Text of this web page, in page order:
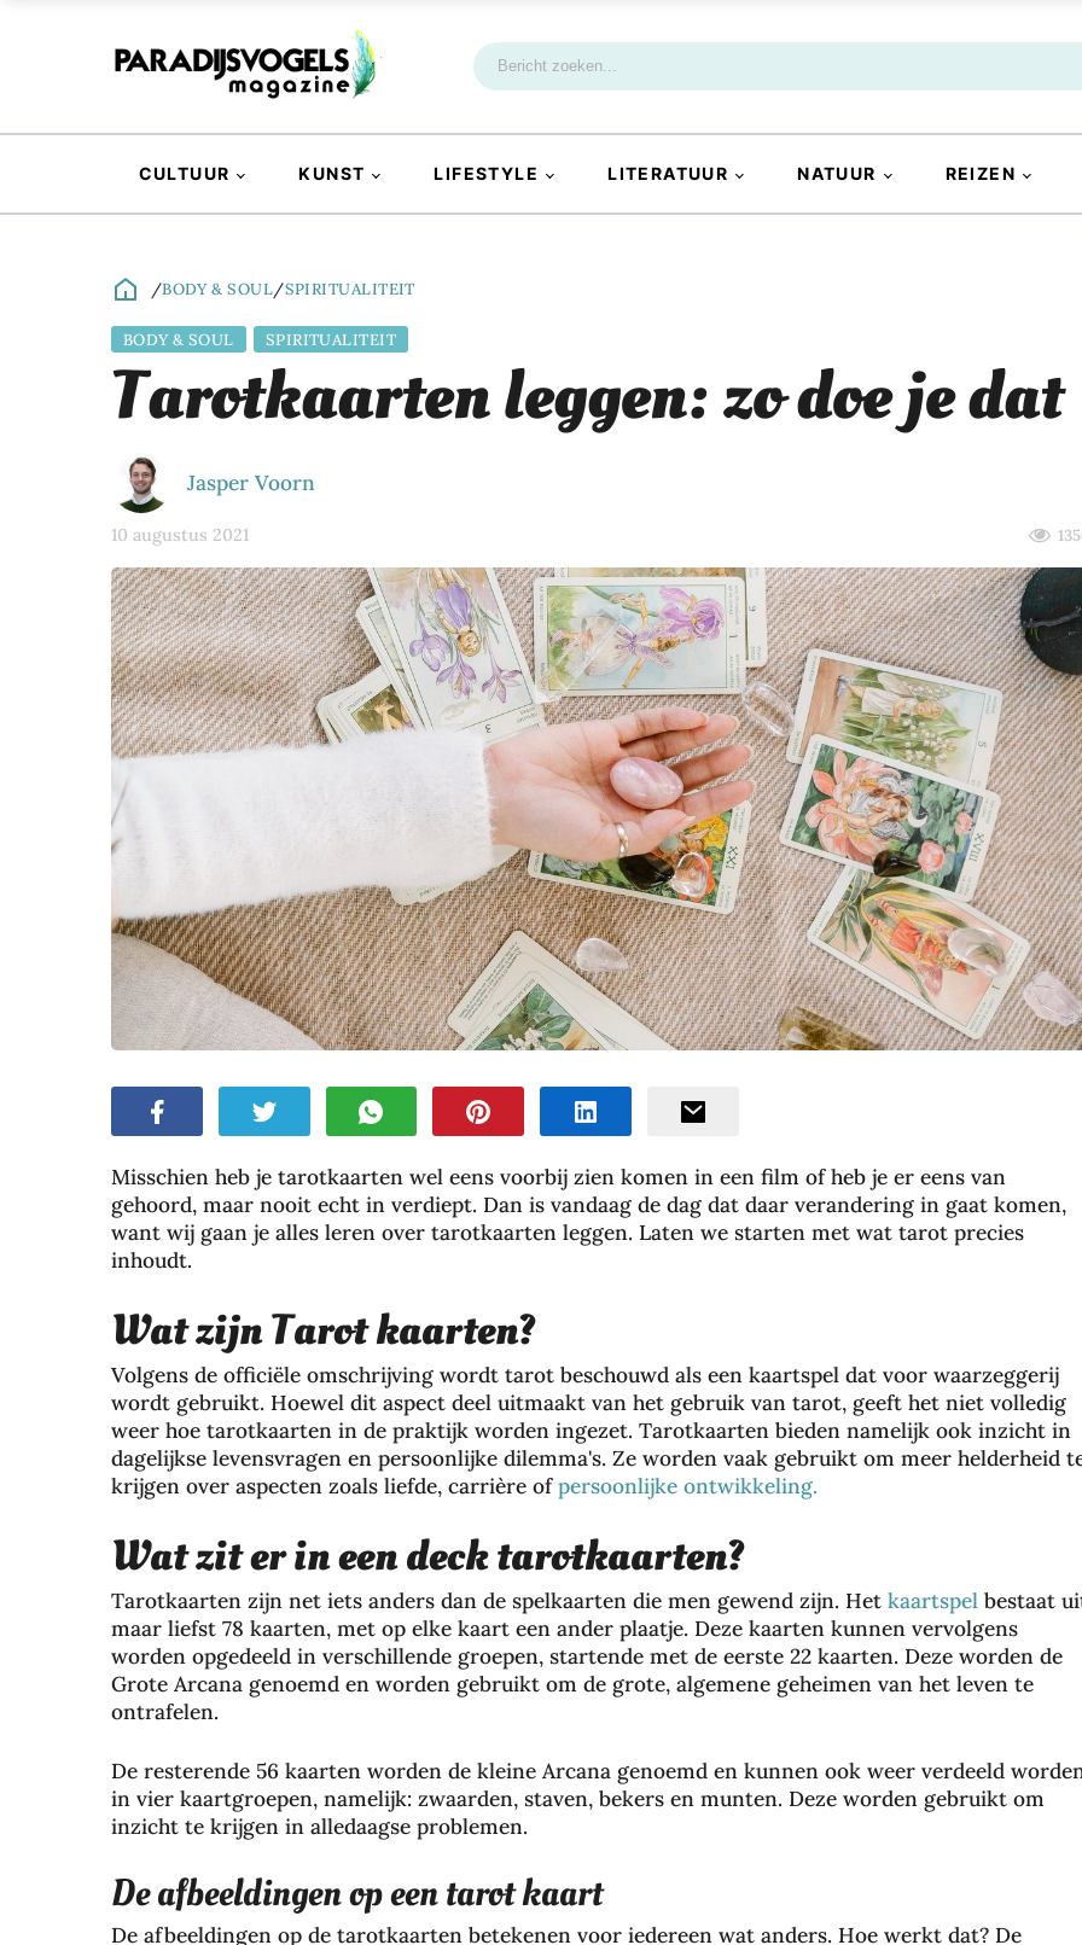
CULTUUR KUNST LIFESTYLE LITERATUUR NATUUR REIZEN
/BODY & SOUL/SPIRITUALITEIT
BODY & SOUL SPIRITUALITEIT
Tarotkaarten leggen: zo doe je dat
Jasper Voorn
10 augustus 2021
Misschien heb je tarotkaarten wel eens voorbij zien komen in een film of heb je er eens van
gehoord, maar nooit echt in verdiept. Dan is vandaag de dag dat daar verandering in gaat komen,
want wij gaan je alles leren over tarotkaarten leggen. Laten we starten met wat tarot precies
inhoudt.
Wat zijn Tarot kaarten?
Volgens de officiële omschrijving wordt tarot beschouwd als een kaartspel dat voor waarzeggerij
wordt gebruikt. Hoewel dit aspect deel uitmaakt van het gebruik van tarot, geeft het niet volledig
weer hoe tarotkaarten in de praktijk worden ingezet. Tarotkaarten bieden namelijk ook inzicht in
dagelijkse levensvragen en persoonlijke dilemma's. Ze worden vaak gebruikt om meer helderheid
krijgen over aspecten zoals liefde, carrière ofpersoonlijke ontwikkeling.
Wat zit er in een deck tarotkaarten?
Tarotkaarten zijn net iets anders dan de spelkaarten die men gewend zijn. Het kaartspel bestaat
maar liefst 78 kaarten, met op elke kaart een ander plaatje. Deze kaarten kunnen vervolgens
worden opgedeeld in verschillende groepen, startende met de eerste 22 kaarten. Deze worden de
Grote Arcana genoemd en worden gebruikt om de grote, algemene geheimen van het leven te
ontrafelen.
De resterende 56 kaarten worden de kleine Arcana genoemd en kunnen ook weer verdeeld
in vier kaartgroepen, namelijk: zwaarden, staven, bekers en munten. Deze worden gebruikt om
inzicht te krijgen in alledaagse problemen.
De afbeeldingen op een tarot kaart
De afbeeldingen op de tarotkaarten betekenen voor iedereen wat anders. Hoe werkt dat? De